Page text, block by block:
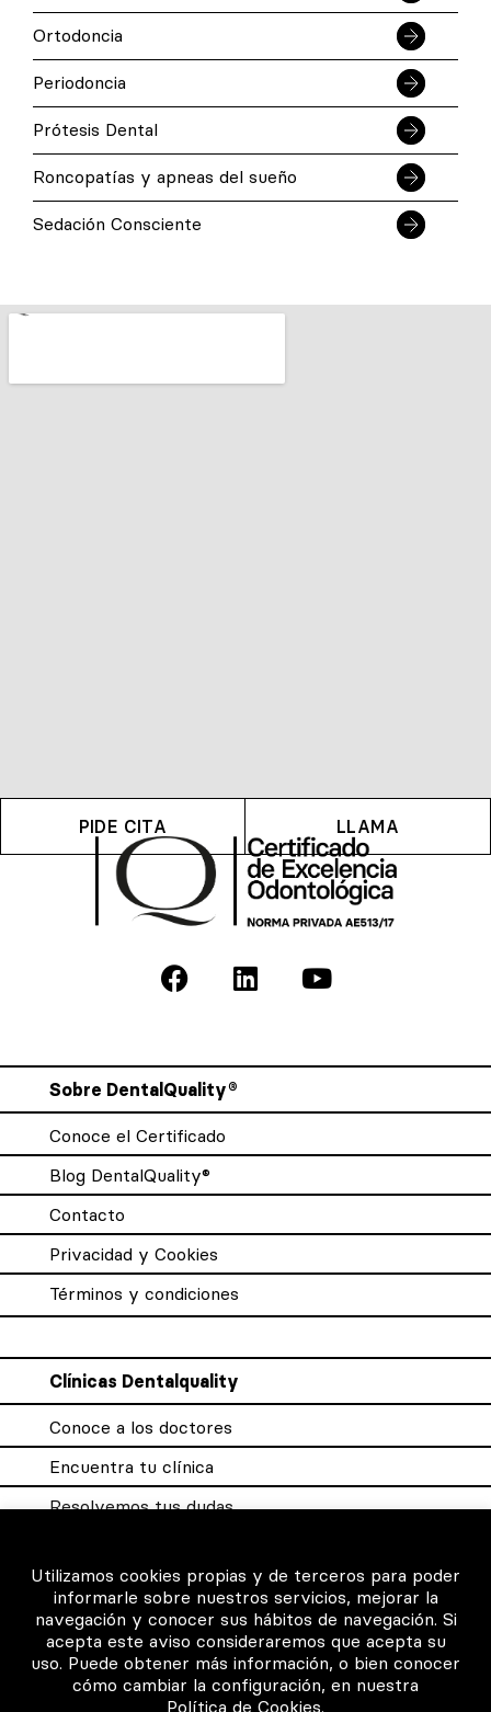
Ortodoncia
Periodoncia
Prótesis Dental
Roncopatías y apneas del sueño
Sedación Consciente
PIDE CITA LLAMA
Sobre DentalQuality®
Conoce el Certificado
Blog DentalQuality®
Contacto
Privacidad y Cookies
Términos y condiciones
Clínicas Dentalquality
Conoce a los doctores
Encuentra tu clínica
Resolvemos tus dudas
Para los profesionales
Consigue tu certificado
Utilizamos cookies propias y de terceros para poder
informarle sobre nuestros servicios, mejorar la
navegación y conocer sus hábitos de navegación. Si
acepta este aviso consideraremos que acepta su
uso. Puede obtener más información, o bien conocer
cómo cambiar la configuración, en nuestra
Política de Cookies.